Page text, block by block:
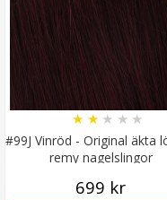
#99J Vinröd - Original äkta
remy nagelslingor
★ ★ ★ ★ ★
699 kr